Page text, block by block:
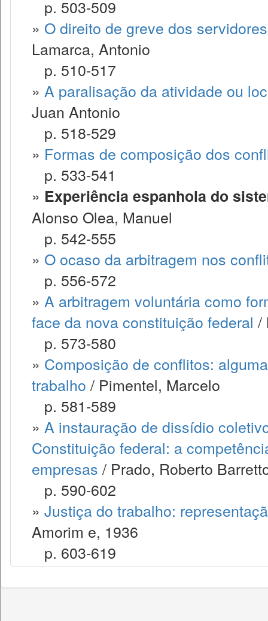
p. 503-509
» O direito de greve dos
Lamarca, Antonio
p. 510-517
» A paralisação da atividade ou
Juan Antonio
p. 518-529
» Formas de composição dos
p. 533-541
» Experiência espanhola do
Alonso Olea, Manuel
p. 542-555
» O ocaso da arbitragem nos
p. 556-572
» A arbitragem voluntária como
face da nova constituição federal /
p. 573-580
» Composição de conflitos:
trabalho / Pimentel, Marcelo
p. 581-589
» A instauração de dissídio
Constituição federal: a
empresas / Prado, Roberto
p. 590-602
» Justiça do trabalho:
Amorim e, 1936
p. 603-619